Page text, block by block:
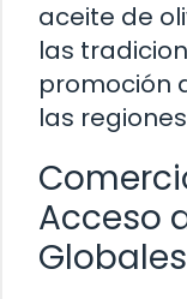
aceite de
las
promoción
las
Acceso
Globales